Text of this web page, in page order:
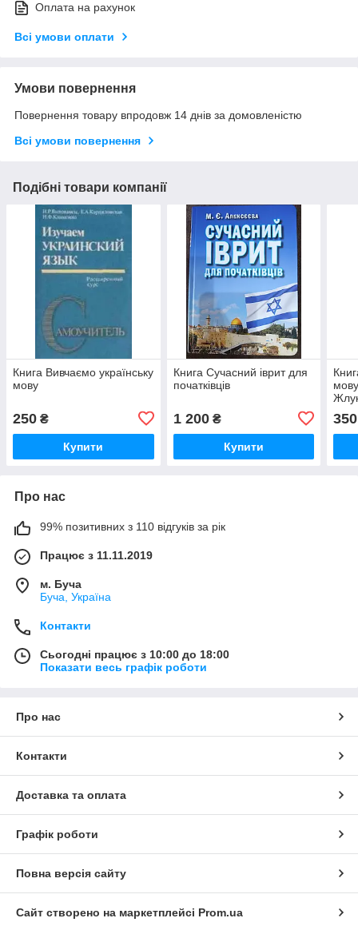
Оплата на рахунок
Всі умови оплати
Умови повернення
Повернення товару впродовж 14 днів за домовленістю
Всі умови повернення
Подібні товари компанії
Книга Вивчаємо українську
мову
250 ₴
Купити
Книга Сучасний іврит для
початківців
1 200₴
Купити
350
Про нас
99% позитивних з 110 відгуків за рік
Працює з 11.11.2019
м. Буча
Буча, Україна
Контакти
Сьогодні працює з 10:00 до 18:00
Показати весь графік роботи
Про нас
Контакти
Доставка та оплата
Графік роботи
Повна версія сайту
Сайт створено на маркетплейсі Prom.ua